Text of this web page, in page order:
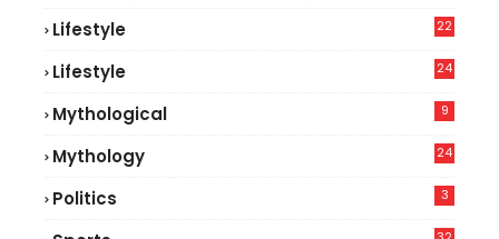
Lifestyle
22
Lifestyle
24
Mythological 9
Mythology 24
Politics 3